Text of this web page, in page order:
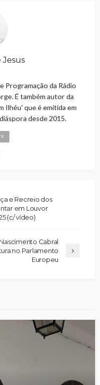
Jesus
Programação da Rádio
É também autor da
Ilhéu' que é emitida em
desde 2015.
e Recreio dos
em Louvor
(c/ vídeo)
Cabral
no Parlamento
Europeu